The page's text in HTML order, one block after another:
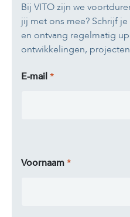
Bij VITO zijn we
jij met ons mee? Schrijf
en ontvang regelmatig
ontwikkelingen,
E-mail
Voornaam